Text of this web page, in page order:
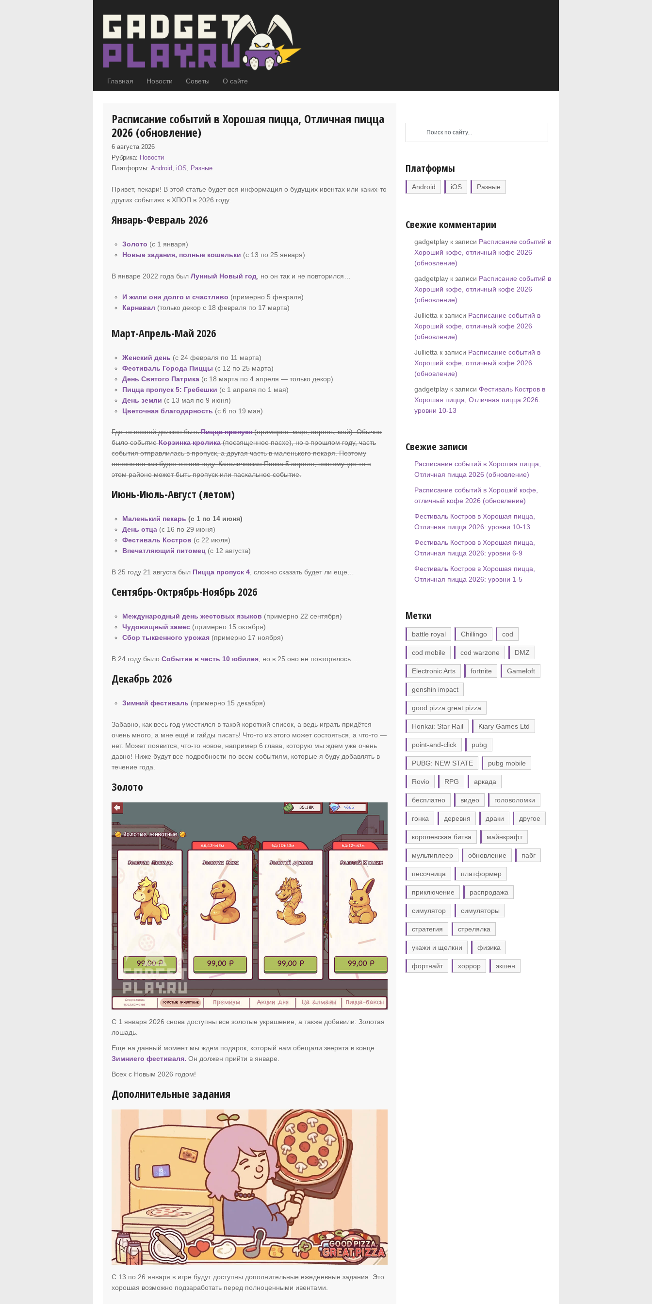
Главная Новости Советы О сайте
Расписание событий в Хорошая пицца, Отличная пицца
2026 (обновление)
6 августа 2026
Рубрика: Новости
Платформы:Android, iOS, Разные
Привет, пекари! В этой статье будет вся информация о будущих ивентах или каких-то
других событиях в ХПОП в 2026 году.
Январь-Февраль 2026
Золото (с 1 января)
Новые задания, полные кошельки (с 13 по 25 января)
В январе 2022 года былЛунный Новый год , но он так и не повторился…
И жили они долго и счастливо (примерно 5 февраля)
Карнавал (только декор с 18 февраля по 17 марта)
Март-Апрель-Май 2026
Женский день (с 24 февраля по 11 марта)
Фестиваль Города Пиццы (с 12 по 25 марта)
День Святого Патрика (с 18 марта по 4 апреля — только декор)
Пицца пропуск 5: Гребешки (с 1 апреля по 1 мая)
День земли (с 13 мая по 9 июня)
Цветочная благодарность (с 6 по 19 мая)
Где-то весной должен бытьПицца пропуск (примерно: март, апрель, май). Обычно
было событиеКорзинка кролика(посвященное пасхе), но в прошлом году, часть
события отправлилась в пропуск, а другая часть в маленького пекаря. Поэтому
непонятно как будет в этом году. Католическая Пасха 5 апреля, поэтому где-то в
этом районе может быть пропуск или пасхальное событие.
Июнь-Июль-Август (летом)
Маленький пекарь (с 1 по 14 июня)
День отца (с 16 по 29 июня)
Фестиваль Костров (c 22 июля)
Впечатляющий питомец (c 12 августа)
В 25 году 21 августа был Пицца пропуск 4, сложно сказать будет ли еще…
Сентябрь-Октрябрь-Ноябрь 2026
Международный день жестовых языков (примерно 22 сентября)
Чудовищный замес (примерно 15 октября)
Сбор тыквенного урожая (примерно 17 ноября)
В 24 году былоСобытие в честь 10 юбилея, но в 25 оно не повторялось…
Декабрь 2026
Зимний фестиваль (примерно 15 декабря)
Забавно, как весь год уместился в такой короткий список, а ведь играть придётся
очень много, а мне ещё и гайды писать! Что-то из этого может состояться, а что-то —
нет. Может появится, что-то новое, например 6 глава, которую мы ждем уже очень
давно! Ниже будут все подробности по всем событиям, которые я буду добавлять в
течение года.
Золото
С 1 января 2026 снова доступны все золотые украшение, а также добавили: Золотая
лошадь.
Еще на данный момент мы ждем подарок, который нам обещали зверята в конце
Зимниего фестиваля. Он должен прийти в январе.
Всех с Новым 2026 годом!
Дополнительные задания
C 13 по 26 января в игре будут доступны дополнительные ежедневные задания. Это
хорошая возможно подзаработать перед полноценными ивентами.
Платформы
Android iOS Разные
Свежие комментарии
gadgetplay к записи Расписание событий в
Хороший кофе, отличный кофе 2026
(обновление)
gadgetplay к записи Расписание событий в
Хороший кофе, отличный кофе 2026
(обновление)
Jullietta к записи Расписание событий в
Хороший кофе, отличный кофе 2026
(обновление)
Jullietta к записи Расписание событий в
Хороший кофе, отличный кофе 2026
(обновление)
gadgetplay к записи Фестиваль Костров в
Хорошая пицца, Отличная пицца 2026:
уровни 10-13
Свежие записи
Расписание событий в Хорошая пицца,
Отличная пицца 2026 (обновление)
Расписание событий в Хороший кофе,
отличный кофе 2026 (обновление)
Фестиваль Костров в Хорошая пицца,
Отличная пицца 2026: уровни 10-13
Фестиваль Костров в Хорошая пицца,
Отличная пицца 2026: уровни 6-9
Фестиваль Костров в Хорошая пицца,
Отличная пицца 2026: уровни 1-5
Метки
battle royal Chillingo cod
cod mobile cod warzone DMZ
Electronic Arts fortnite Gameloft
genshin impact
good pizza great pizza
Honkai: Star Rail Kiary Games Ltd
point-and-click pubg
PUBG: NEW STATE pubg mobile
Rovio RPG аркада
бесплатно видео головоломки
гонка деревня драки другое
королевская битва майнкрафт
мультиплеер обновление пабг
песочница платформер
приключение распродажа
симулятор симуляторы
стратегия стрелялка
укажи и щелкни физика
фортнайт хоррор экшен